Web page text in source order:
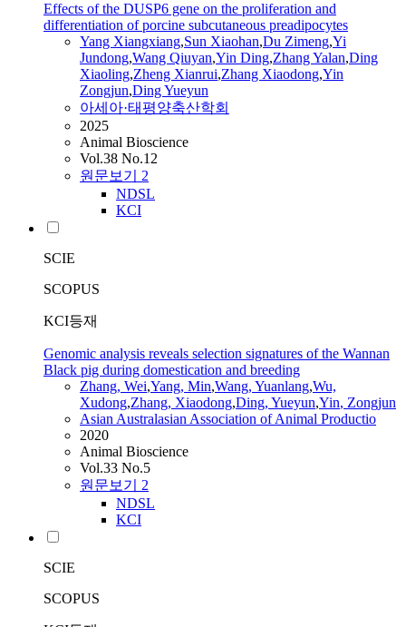
Effects of the DUSP6 gene on the proliferation and
differentiation of porcine subcutaneous preadipocytes
Yang Xiangxiang,Sun Xiaohan,Du Zimeng,Yi
Jundong,Wang Qiuyan,Yin Ding,Zhang Yalan,Ding
Xiaoling,Zheng Xianrui,Zhang Xiaodong,Yin
Zongjun,Ding Yueyun
아세아·태평양축산학회
2025
Animal Bioscience
Vol.38 No.12
원문보기 2
NDSL
KCI
SCIE
SCOPUS
KCI등재
Genomic analysis reveals selection signatures of the Wannan
Black pig during domestication and breeding
Zhang, Wei,Yang, Min,Wang, Yuanlang,Wu,
Xudong,Zhang, Xiaodong,Ding, Yueyun,Yin, Zongjun
Asian Australasian Association of Animal Productio
2020
Animal Bioscience
Vol.33 No.5
원문보기 2
NDSL
KCI
SCIE
SCOPUS